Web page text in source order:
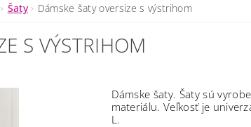
Šaty Dámske šaty oversize s výstrihom
S VÝSTRIHOM
Dámske šaty. Šaty sú
materiálu. Veľkosť je
L.